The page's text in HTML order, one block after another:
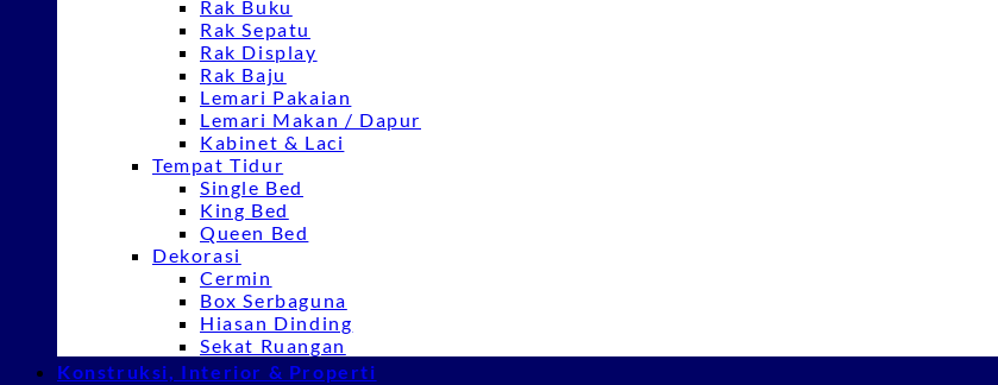
Rak Buku
Rak Sepatu
Rak Display
Rak Baju
Lemari Pakaian
Lemari Makan / Dapur
Kabinet & Laci
Tempat Tidur
Single Bed
King Bed
Queen Bed
Dekorasi
Cermin
Box Serbaguna
Hiasan Dinding
Sekat Ruangan
Konstruksi, Interior & Properti